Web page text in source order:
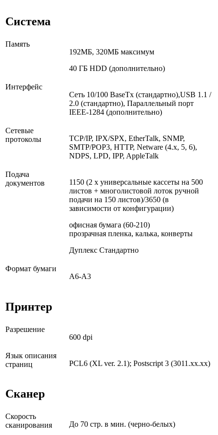
Система
Память
192МБ, 320МБ максимум
40 ГБ HDD (дополнительно)
Интерфейс
Сеть 10/100 BaseTx (стандартно),USB 1.1 /
2.0 (стандартно), Параллельный порт
IEEE-1284 (дополнительно)
Сетевые
протоколы
TCP/IP, IPX/SPX, EtherTalk, SNMP,
SMTP/POP3, HTTP, Netware (4.x, 5, 6),
NDPS, LPD, IPP, AppleTalk
Подача
документов
1150 (2 x универсальные кассеты на 500
листов + многолистовой лоток ручной
подачи на 150 листов)/3650 (в
зависимости от конфигурации)
офисная бумага (60-210)
прозрачная пленка, калька, конверты
Дуплекс Стандартно
Формат бумаги
А6-А3
Принтер
Разрешение
600 dpi
Язык описания
страниц
PCL6 (XL ver. 2.1); Postscript 3 (3011.xx.xx)
Сканер
Скорость
сканирования
До 70 стр. в мин. (черно-белых)